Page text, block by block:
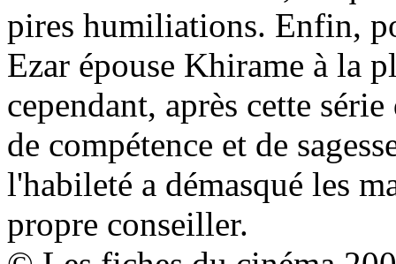
pires humiliations. Enfin,
Ezar épouse Khirame à la
cependant, après cette
de compétence et de
l'habileté a démasqué les
propre conseiller.